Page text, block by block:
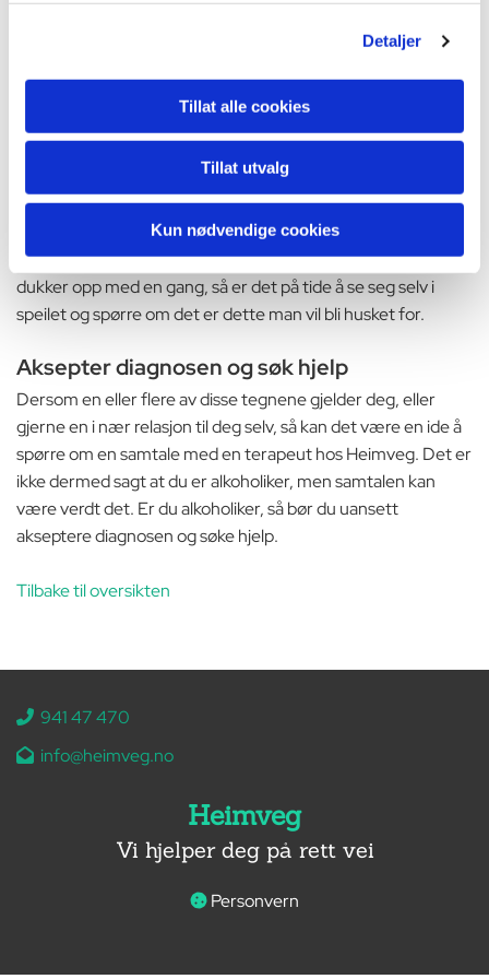
Detaljer
Tillat alle cookies
Tillat utvalg
Kun nødvendige cookies
overkonsumere. Om du gjentagende ganger over tid er blitt
konfrontert med alkoholforbruket ditt, er det overveiende
Du blir assosiert med alkohol
I likhet med ovennevnte punkt, så er det mange som er i
ferd med å bli alkoholikere som rett og slett bare er assosiert
med alkohol. Dersom ditt navn kommer opp i en samtale
andre har, eller om du snakker med noen, og emnet alkohol
dukker opp med en gang, så er det på tide å se seg selv i
speilet og spørre om det er dette man vil bli husket for.
Aksepter diagnosen og søk hjelp
Dersom en eller flere av disse tegnene gjelder deg, eller
gjerne en i nær relasjon til deg selv, så kan det være en ide å
spørre om en samtale med en terapeut hos Heimveg. Det er
ikke dermed sagt at du er alkoholiker, men samtalen kan
være verdt det. Er du alkoholiker, så bør du uansett
akseptere diagnosen og søke hjelp.
Tilbake til oversikten
 941 47 470
 info@heimveg.no
Heimveg
Vi hjelper deg på rett vei
 Personvern